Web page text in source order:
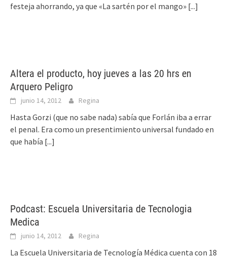
festeja ahorrando, ya que «La sartén por el mango» [...]
Altera el producto, hoy jueves a las 20 hrs en
Arquero Peligro
junio 14, 2012 Regina
Hasta Gorzi (que no sabe nada) sabía que Forlán iba a errar
el penal. Era como un presentimiento universal fundado en
que había [...]
Podcast: Escuela Universitaria de Tecnologia
Medica
junio 14, 2012 Regina
La Escuela Universitaria de Tecnología Médica cuenta con 18